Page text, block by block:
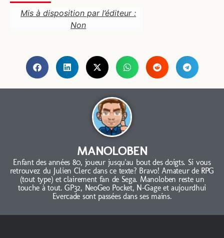
Mis à disposition par l’éditeur :
Non
MANOLOBEN
Enfant des années 80, joueur jusqu'au bout des doigts. Si vous
retrouvez du Julien Clerc dans ce texte? Bravo! Amateur de RPG
(tout type) et clairement fan de Sega. Manoloben reste un
touche à tout. GP32, NeoGeo Pocket, N-Gage et aujourdhui
Evercade sont passées dans ses mains.